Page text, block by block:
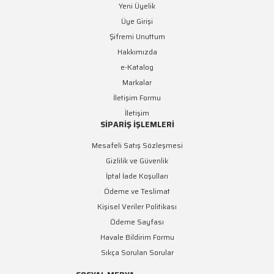
Yeni Üyelik
Üye Girişi
Şifremi Unuttum
Hakkımızda
e-Katalog
Markalar
İletişim Formu
İletişim
SİPARİŞ İŞLEMLERİ
Mesafeli Satış Sözleşmesi
Gizlilik ve Güvenlik
İptal İade Koşulları
Ödeme ve Teslimat
Kişisel Veriler Politikası
Ödeme Sayfası
Havale Bildirim Formu
Sıkça Sorulan Sorular